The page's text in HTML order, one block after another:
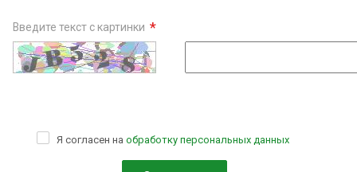
Введите текст с картинки *
Я согласен на обработку персональных данных